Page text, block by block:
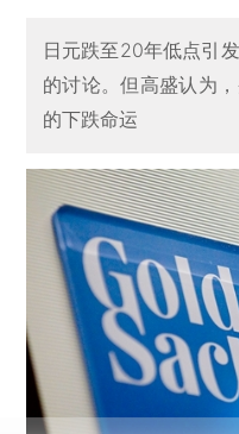
日元跌至20年低点引
的讨论。但高盛认为
的下跌命运